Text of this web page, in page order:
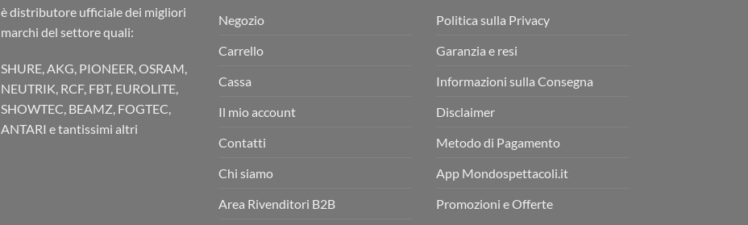
è distributore ufficiale dei migliori
marchi del settore quali:
SHURE, AKG, PIONEER, OSRAM,
NEUTRIK, RCF, FBT, EUROLITE,
SHOWTEC, BEAMZ, FOGTEC,
ANTARI e tantissimi altri
Negozio
Carrello
Cassa
Il mio account
Contatti
Chi siamo
Area Rivenditori B2B
Politica sulla Privacy
Garanzia e resi
Informazioni sulla Consegna
Disclaimer
Metodo di Pagamento
App Mondospettacoli.it
Promozioni e Offerte